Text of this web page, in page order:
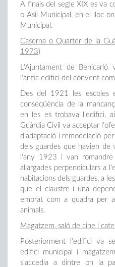
A finals del segle XIX es va
o Asil Municipal, en el lloc
Municipal.
Caserna o Quarter de la
1973)
L'Ajuntament de
l'antic edifici del convent
Des del 1921 les escoles
conseqüència de la
en les es trobava l'edifici,
Guàrdia Civil va acceptar
d'adaptació i remodelació
dels guardes que havien de
l'any 1923 i van
allargades perpendiculars a
habitacions dels guardes, a
que el claustre i una
emprat com a quadra per
animals.
Magatzem, saló de cine i
Posteriorment l'edifici va
edifici municipal i
s'accedia a dintre on la